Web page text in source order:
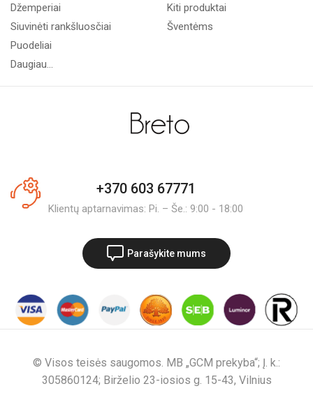
Džemperiai
Siuvinėti rankšluosčiai
Puodeliai
Daugiau...
Kiti produktai
Šventėms
+370 603 67771
Klientų aptarnavimas: Pi. – Še.: 9:00 - 18:00
Parašykite mums
© Visos teisės saugomos. MB „GCM prekyba“; Į. k.:
305860124; Birželio 23-iosios g. 15-43, Vilnius